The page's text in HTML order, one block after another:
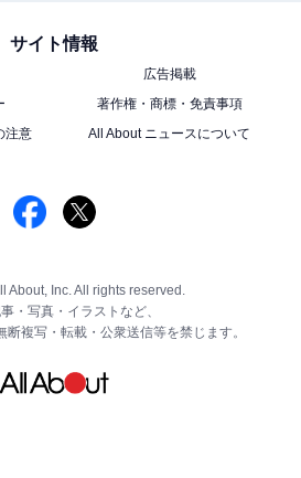
サイト情報
広告掲載
著作権・商標・免責事項
注意
All About ニュースについて
About, Inc. All rights reserved.
・写真・イラストなど、
複写・転載・公衆送信等を禁じます。